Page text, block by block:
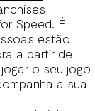
Speed. É
estão
a partir de
o seu jogo
a sua